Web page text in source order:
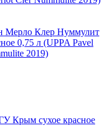
Мерло Клер Нуммулит
0,75 л (UPPA Pavel
2019)